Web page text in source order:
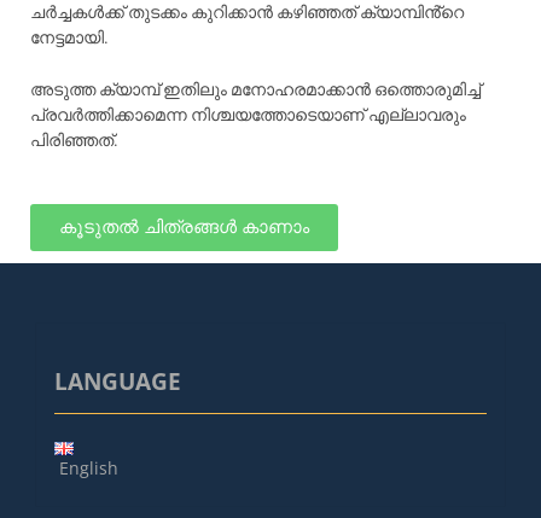
ചർച്ചകൾക്ക് തുടക്കം കുറിക്കാൻ കഴിഞ്ഞത് ക്യാമ്പിൻ്റെ
നേട്ടമായി.
അടുത്ത ക്യാമ്പ് ഇതിലും മനോഹരമാക്കാൻ ഒത്തൊരുമിച്ച്
പ്രവർത്തിക്കാമെന്ന നിശ്ചയത്തോടെയാണ് എല്ലാവരും
പിരിഞ്ഞത്.
കൂടുതൽ ചിത്രങ്ങൾ കാണാം
LANGUAGE
English